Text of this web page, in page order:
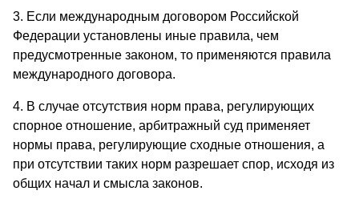
3. Если международным договором Российской
Федерации установлены иные правила, чем
предусмотренные законом, то применяются правила
международного договора.
4. В случае отсутствия норм права, регулирующих
спорное отношение, арбитражный суд применяет
нормы права, регулирующие сходные отношения, а
при отсутствии таких норм разрешает спор, исходя из
общих начал и смысла законов.